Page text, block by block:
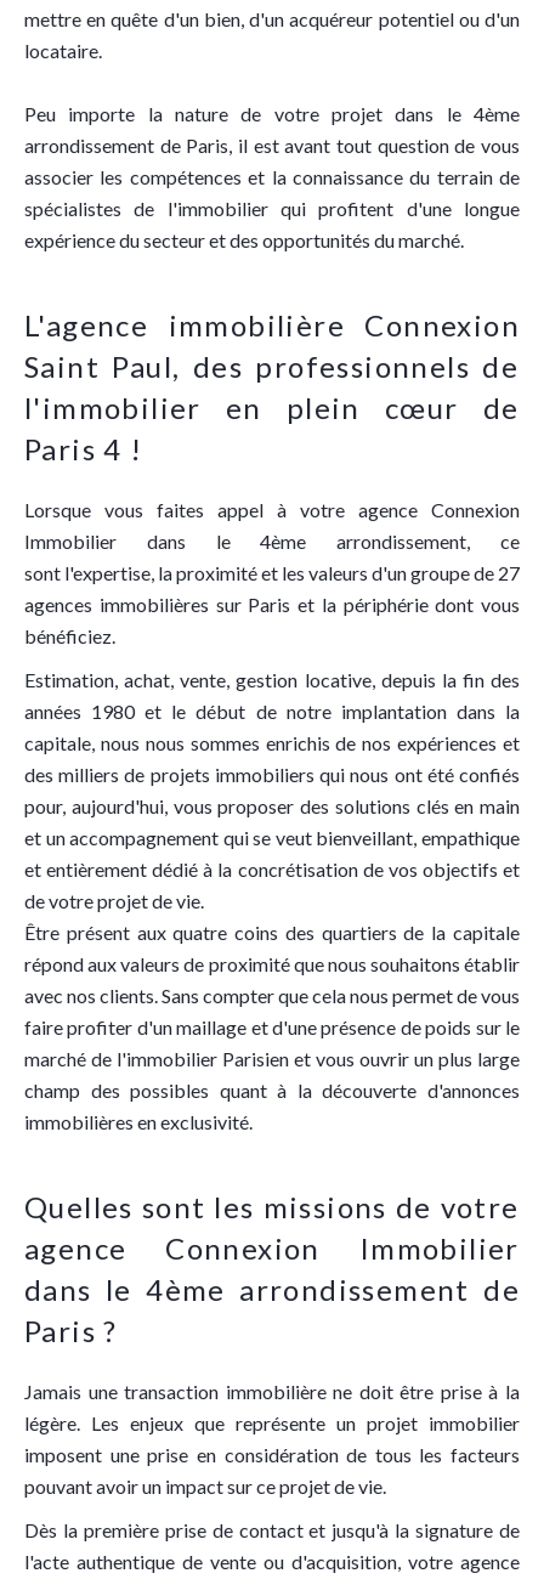
mettre en quête d'un bien, d'un acquéreur potentiel ou d'un
locataire.
Peu importe la nature de votre projet dans le 4ème
arrondissement de Paris, il est avant tout question de vous
associer les compétences et la connaissance du terrain de
spécialistes de l'immobilier qui profitent d'une longue
expérience du secteur et des opportunités du marché.
L'agence immobilière Connexion
Saint Paul, des professionnels de
l'immobilier en plein cœur de
Paris 4 !
Lorsque vous faites appel à votre agence Connexion
Immobilier dans le 4ème arrondissement, ce
sont l'expertise, la proximité et les valeurs d'un groupe de 27
agences immobilières sur Paris et la périphérie dont vous
bénéficiez.
Estimation, achat, vente, gestion locative, depuis la fin des
années 1980 et le début de notre implantation dans la
capitale, nous nous sommes enrichis de nos expériences et
des milliers de projets immobiliers qui nous ont été confiés
pour, aujourd'hui, vous proposer des solutions clés en main
et un accompagnement qui se veut bienveillant, empathique
et entièrement dédié à la concrétisation de vos objectifs et
de votre projet de vie.
Être présent aux quatre coins des quartiers de la capitale
répond aux valeurs de proximité que nous souhaitons établir
avec nos clients. Sans compter que cela nous permet de vous
faire profiter d'un maillage et d'une présence de poids sur le
marché de l'immobilier Parisien et vous ouvrir un plus large
champ des possibles quant à la découverte d'annonces
immobilières en exclusivité.
Quelles sont les missions de votre
agence Connexion Immobilier
dans le 4ème arrondissement de
Paris ?
Jamais une transaction immobilière ne doit être prise à la
légère. Les enjeux que représente un projet immobilier
imposent une prise en considération de tous les facteurs
pouvant avoir un impact sur ce projet de vie.
Dès la première prise de contact et jusqu'à la signature de
l'acte authentique de vente ou d'acquisition, votre agence